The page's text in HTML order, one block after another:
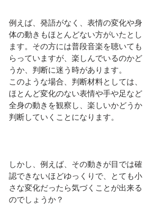
例えば、発語がなく、表情の変化や身
体の動きもほとんどない方がいたとし
ます。その方には普段音楽を聴いても
らっていますが、楽しんでいるのかど
うか、判断に迷う時があります。
このような場合、判断材料としては、
ほとんど変化のない表情や手や足など
全身の動きを観察し、楽しいかどうか
判断していくことになります。
しかし、例えば、その動きが目では確
認できないほどゆっくりで、とても小
さな変化だったら気づくことが出来る
のでしょうか？